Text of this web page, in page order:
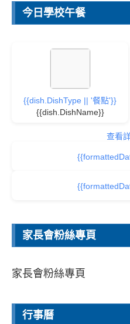
今日學校午餐
{{dish.DishType || '餐點'}}
{{dish.DishName}}
查看
家長會粉絲專頁
家長會粉絲專頁
行事曆